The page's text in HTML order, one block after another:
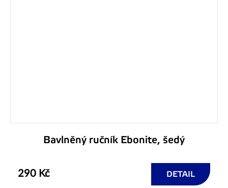
Bavlněný ručník Ebonite, šedý
290 Kč DETAIL